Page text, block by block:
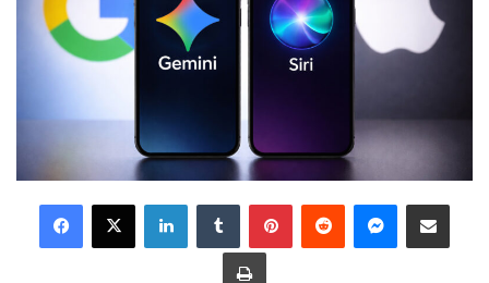
LinkedInTumblr PinterestReddit Messenger
Share via Email
Print